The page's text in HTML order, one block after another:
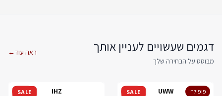
דגמים שעשויים לעניין אותך
מבוסס על הבחירה שלך
ראה עוד←
פופולרי מבצע
SALE
UWW
מבצע
SALE
IHZ